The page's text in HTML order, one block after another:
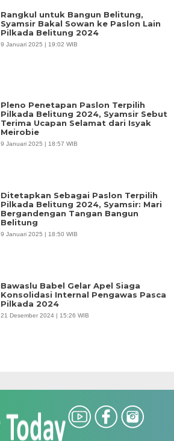
Rangkul untuk Bangun Belitung,
Syamsir Bakal Sowan ke Paslon Lain
Pilkada Belitung 2024
9 Januari 2025 | 19:02 WIB
Pleno Penetapan Paslon Terpilih
Pilkada Belitung 2024, Syamsir Sebut
Terima Ucapan Selamat dari Isyak
Meirobie
9 Januari 2025 | 18:57 WIB
Ditetapkan Sebagai Paslon Terpilih
Pilkada Belitung 2024, Syamsir: Mari
Bergandengan Tangan Bangun
Belitung
9 Januari 2025 | 18:50 WIB
Bawaslu Babel Gelar Apel Siaga
Konsolidasi Internal Pengawas Pasca
Pilkada 2024
21 Desember 2024 | 15:26 WIB